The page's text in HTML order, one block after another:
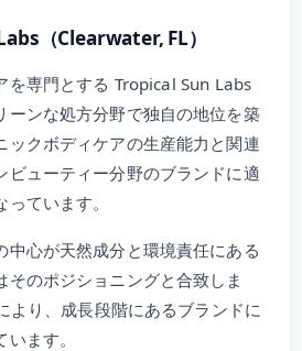
（Clearwater, FL）
を専門とする Tropical Sun Labs
ーンな処方分野で独自の地位を築
ックボディケアの生産能力と関連
ビューティー分野のブランドに適
ています。
中心が天然成分と環境責任にある
そのポジショニングと合致しま
より、成長段階にあるブランドに
ます。